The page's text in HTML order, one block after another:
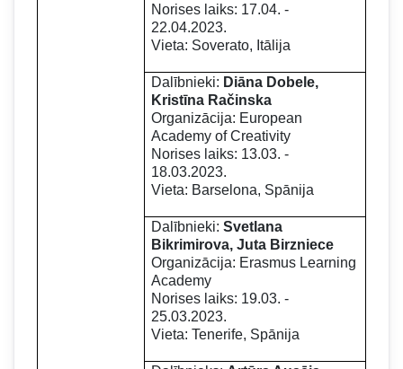
Norises laiks: 17.04. -
22.04.2023.
Vieta: Soverato, Itālija
Dalībnieki: Diāna Dobele,
Kristīna Račinska
Organizācija: European
Academy of Creativity
Norises laiks: 13.03. -
18.03.2023.
Vieta: Barselona, Spānija
Dalībnieki:Svetlana
Bikrimirova, Juta Birzniece
Organizācija: Erasmus Learning
Academy
Norises laiks: 19.03. -
25.03.2023.
Vieta: Tenerife, Spānija